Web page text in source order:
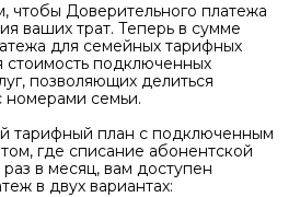
чтобы Доверительного платежа
ваших трат. Теперь в сумме
для семейных тарифных
стоимость подключенных
позволяющих делиться
номерами семьи.
тарифный план с подключенным
где списание абонентской
в месяц, вам доступен
в двух вариантах: